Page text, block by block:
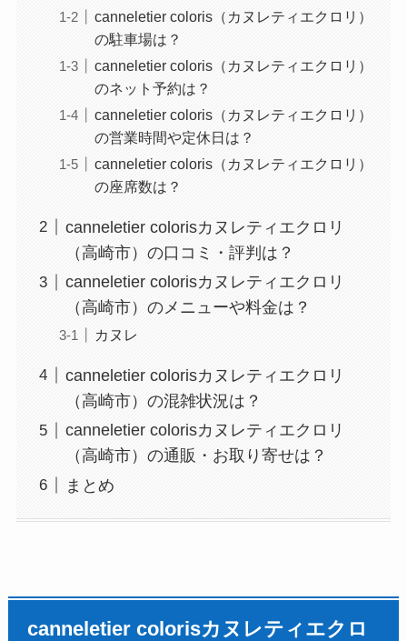
canneletier coloris（カヌレティエクロリ）
の駐車場は？
canneletier coloris（カヌレティエクロリ）
のネット予約は？
canneletier coloris（カヌレティエクロリ）
の営業時間や定休日は？
canneletier coloris（カヌレティエクロリ）
の座席数は？
canneletier colorisカヌレティエクロリ
（高崎市）の口コミ・評判は？
canneletier colorisカヌレティエクロリ
（高崎市）のメニューや料金は？
カヌレ
canneletier colorisカヌレティエクロリ
（高崎市）の混雑状況は？
canneletier colorisカヌレティエクロリ
（高崎市）の通販・お取り寄せは？
まとめ
canneletier colorisカヌレティエクロ